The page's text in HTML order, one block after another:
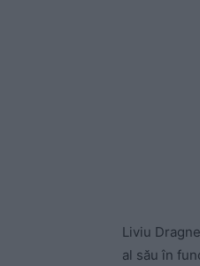
Liviu
al său în